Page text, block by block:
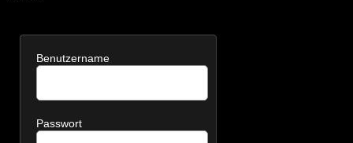
Benutzername
Passwort